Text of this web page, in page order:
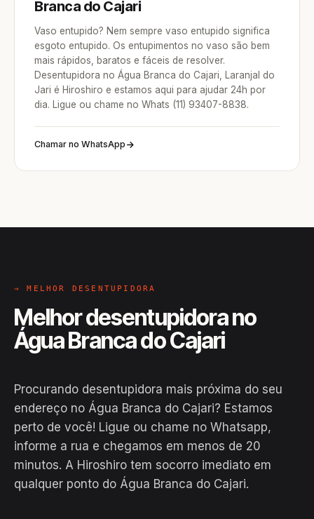
Branca do Cajari
Vaso entupido? Nem sempre vaso entupido significa
esgoto entupido. Os entupimentos no vaso são bem
mais rápidos, baratos e fáceis de resolver.
Desentupidora no Água Branca do Cajari, Laranjal do
Jari é Hiroshiro e estamos aqui para ajudar 24h por
dia. Ligue ou chame no Whats (11) 93407-8838.
Chamar no WhatsApp
→ MELHOR DESENTUPIDORA
Melhor desentupidora no
Água Branca do Cajari
Procurando desentupidora mais próxima do seu
endereço no Água Branca do Cajari? Estamos
perto de você! Ligue ou chame no Whatsapp,
informe a rua e chegamos em menos de 20
minutos. A Hiroshiro tem socorro imediato em
qualquer ponto do Água Branca do Cajari.
EM CAMPO
Hiroshiro · Água Branca do Cajari,